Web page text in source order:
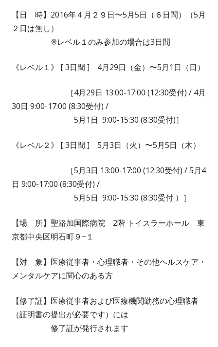
い
ド
で
き
ま
す
【日 時】 2016年４月２９日〜5月5日（６日間）（5月
２日は無し）
※レベル１のみ参加の場合は3日間
《レベル１ 》 [ 3日間 ] 4月29日（金）〜5月1日（日）
［4月29日 13:00-17:00 (12:30受付) / 4月
30日 9:00-17:00 (8:30受付) /
5月1日 9:00-15:30 (8:30受付)］
《レベル２ 》 [ 3日間 ] 5月3日（火）〜5月5日（木）
［5月3日 13:00-17:00 (12:30受付) /5月4
日 9:00-17:00 (8:30受付) /
5月5日 9:00-15:30 (8:30受付 ）］
【場 所】聖路加国際病院 2階 トイスラーホール 東
京都中央区明石町９−１
【対 象】医療従事者・心理職者・その他ヘルスケア・
メンタルケアに関心のある方
【修了証】医療従事者および医療機関勤務の心理職者
（証明書の提出が必要です）には
修了証が発行されます